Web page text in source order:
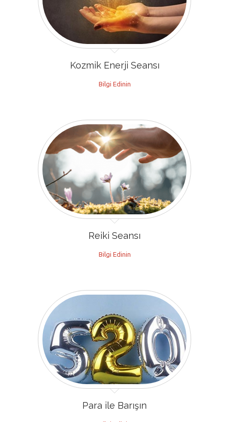
Kozmik Enerji Seansı
Bilgi Edinin
Reiki Seansı
Bilgi Edinin
Para ile Barışın